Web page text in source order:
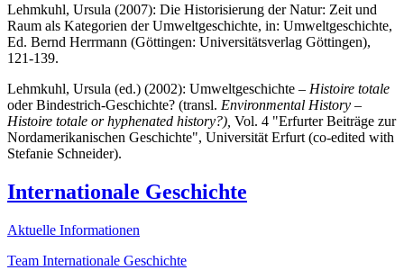
Lehmkuhl, Ursula (2007): Die Historisierung der Natur: Zeit und
Raum als Kategorien der Umweltgeschichte, in: Umweltgeschichte,
Ed. Bernd Herrmann (Göttingen: Universitätsverlag Göttingen),
121-139.
Lehmkuhl, Ursula (ed.) (2002): Umweltgeschichte – Histoire totale
oder Bindestrich-Geschichte? (transl. Environmental History –
Histoire totale or hyphenated history?), Vol. 4 "Erfurter Beiträge zur
Nordamerikanischen Geschichte", Universität Erfurt (co-edited with
Stefanie Schneider).
Internationale Geschichte
Aktuelle Informationen
Team Internationale Geschichte